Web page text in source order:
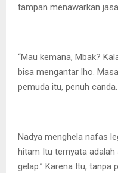
tampan menawarkan
“Mau kemana, Mbak?
bisa mengantar lho.
pemuda itu, penuh canda.
Nadya menghela nafas
hitam Itu ternyata adalah
gelap.” Karena Itu, tanpa